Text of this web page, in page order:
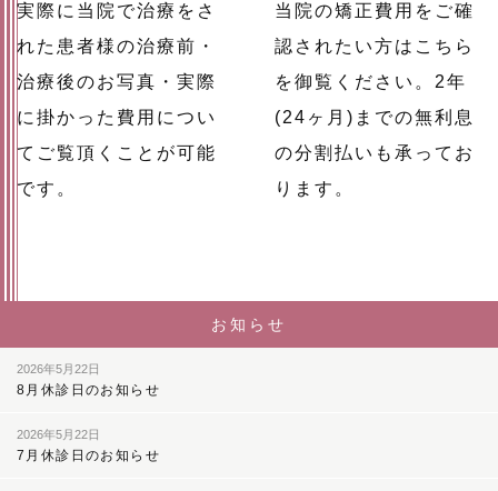
実際に当院で治療をさ
れた患者様の治療前・
治療後のお写真・実際
に掛かった費用につい
てご覧頂くことが可能
です。
当院の矯正費用をご確
認されたい方はこちら
を御覧ください。2年
(24ヶ月)までの無利息
の分割払いも承ってお
ります。
お知らせ
2026年5月22日
8月休診日のお知らせ
2026年5月22日
7月休診日のお知らせ